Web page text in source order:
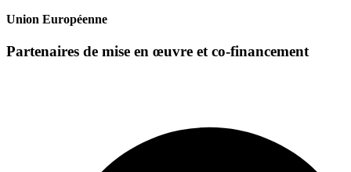
Union Européenne
Partenaires de mise en œuvre et co-financement